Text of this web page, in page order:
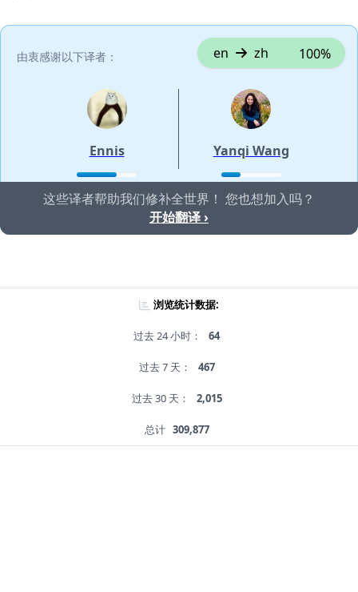
由衷感谢以下译者： en zh 100%
Ennis Yanqi Wang
这些译者帮助我们修补全世界！ 您也想加入吗？
开始翻译 ›
浏览统计数据:
过去 24 小时： 64
过去 7 天： 467
过去 30 天： 2,015
总计 309,877